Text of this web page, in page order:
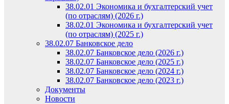
38.02.01 Экономика и бухгалтерский учет
(по отраслям) (2026 г.)
38.02.01 Экономика и бухгалтерский учет
(по отраслям) (2025 г.)
38.02.07 Банковское дело
38.02.07 Банковское дело (2026 г.)
38.02.07 Банковское дело (2025 г.)
38.02.07 Банковское дело (2024 г.)
38.02.07 Банковское дело (2023 г.)
Документы
Новости